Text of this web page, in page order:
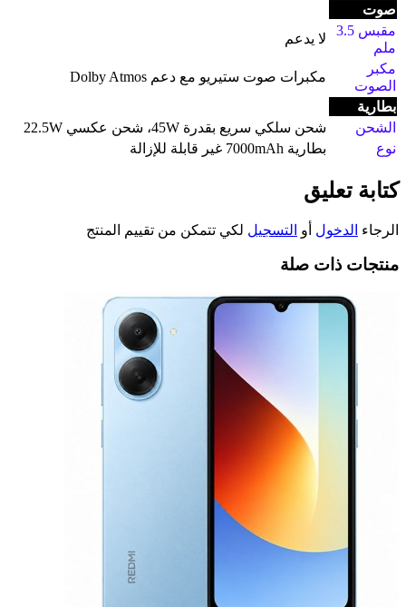
صوت
مقبس 3.5
ملم
لا يدعم
مكبر
الصوت
مكبرات صوت ستيريو مع دعم Dolby Atmos
بطارية
الشحن
شحن سلكي سريع بقدرة 45W، شحن عكسي 22.5W
نوع
بطارية 7000mAh غير قابلة للإزالة
كتابة تعليق
الرجاء الدخول أو التسجيل لكي تتمكن من تقييم المنتج
منتجات ذات صلة